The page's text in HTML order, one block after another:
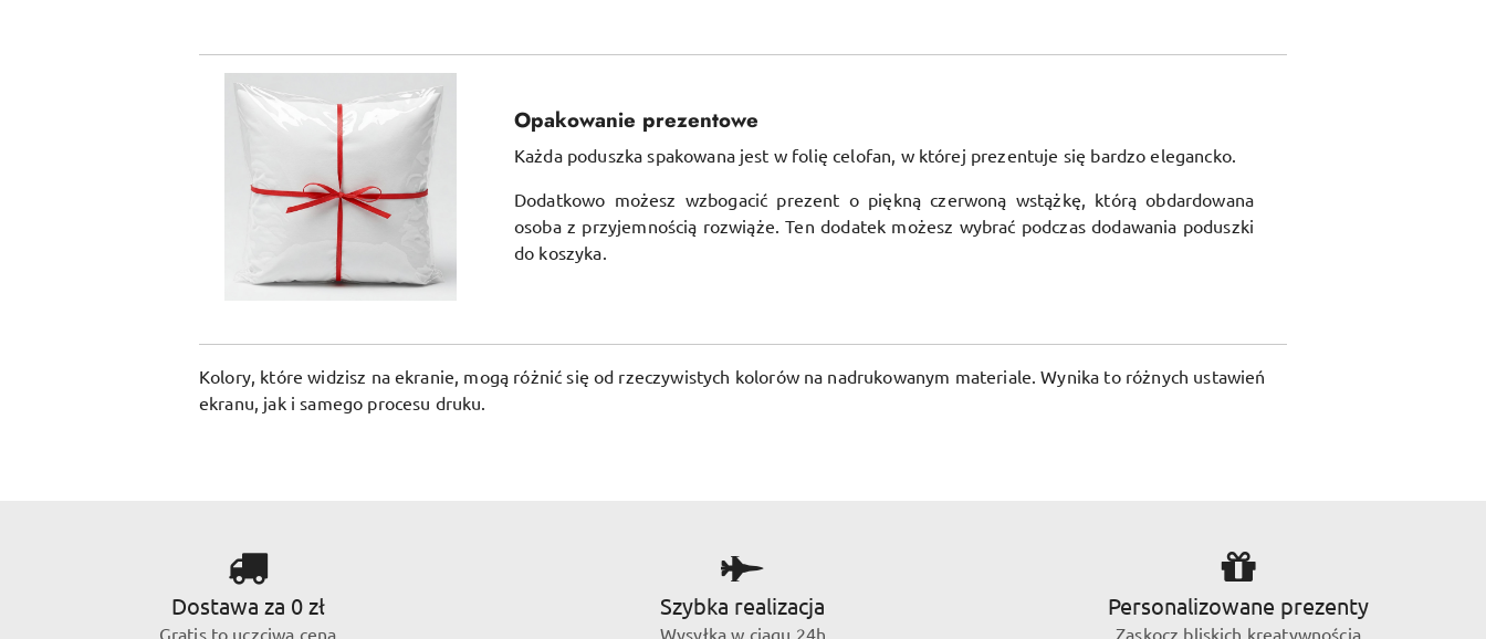
Opakowanie prezentowe
Każda poduszka spakowana jest w folię celofan, w której prezentuje się bardzo elegancko.
Dodatkowo możesz wzbogacić prezent o piękną czerwoną wstążkę, którą obdardowana
osoba z przyjemnością rozwiąże. Ten dodatek możesz wybrać podczas dodawania poduszki
do koszyka.
Kolory, które widzisz na ekranie, mogą różnić się od rzeczywistych kolorów na nadrukowanym materiale. Wynika to różnych ustawień
ekranu, jak i samego procesu druku.
Dostawa za 0 zł
Gratis to uczciwa cena
Szybka realizacja
Wysyłka w ciągu 24h
Personalizowane prezenty
Zaskocz bliskich kreatywnością